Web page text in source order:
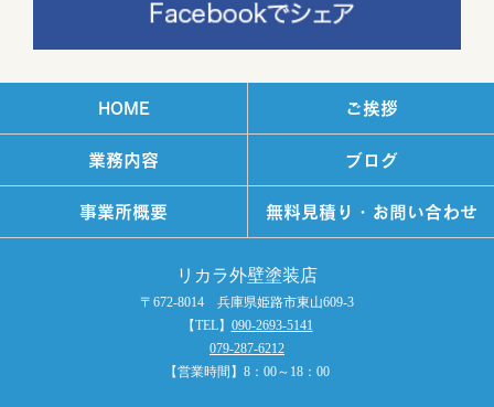
HOME ご挨拶
業務内容 ブログ
事業所概要 無料見積り・お問い合わせ
リカラ外壁塗装店
〒672-8014 兵庫県姫路市東山609-3
【TEL】 090-2693-5141
079-287-6212
【営業時間】8：00～18：00